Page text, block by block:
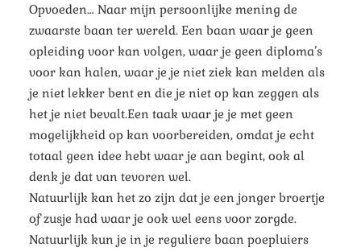
Opvoeden… Naar mijn persoonlijke mening de
zwaarste baan ter wereld. Een baan waar je geen
opleiding voor kan volgen, waar je geen diploma’s
voor kan halen, waar je je niet ziek kan melden als
je niet lekker bent en die je niet op kan zeggen als
het je niet bevalt.Een taak waar je je met geen
mogelijkheid op kan voorbereiden, omdat je echt
totaal geen idee hebt waar je aan begint, ook al
denk je dat van tevoren wel.
Natuurlijk kan het zo zijn dat je een jonger broertje
of zusje had waar je ook wel eens voor zorgde.
Natuurlijk kun je in je reguliere baan poepluiers